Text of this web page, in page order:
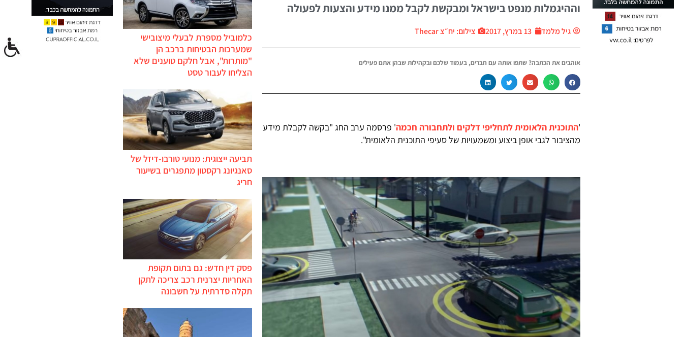
וההיגמלות מנפט בישראל ומבקשת לקבל ממנו מידע והצעות לפעולה
גיל מלמד 13 במרץ, 2017 צילום: יח״צ Thecar
אוהבים את הכתבה? שתפו אותה עם חברים, בעמוד שלכם ובקהילות שבהן אתם פעילים
'התוכנית הלאומית לתחליפי דלקים ולתחבורה חכמה' פרסמה ערב החג "בקשה לקבלת מידע
מהציבור לגבי אופן ביצוע ומשמעויות של סעיפי התוכנית הלאומית".
כלמוביל מספרת לבעלי מיצובישי
שמערכות הבטיחות ברכב הן
"מותרות", אבל חלקם טוענים שלא
הצליחו לעבור טסט
תביעה ייצוגית: מנועי טורבו-דיזל של
סאנגיונג רקסטון מתפגרים בשיעור
חריג
פסק דין חדש: גם בתום תקופת
האחריות יצרנית רכב צריכה לתקן
תקלה סדרתית על חשבונה